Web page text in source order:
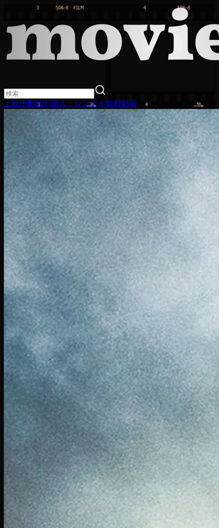
上映中配信中購入・レンタル無料動画